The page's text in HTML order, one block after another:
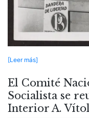
[Leer más]
El Comité
Socialista se
Interior A.